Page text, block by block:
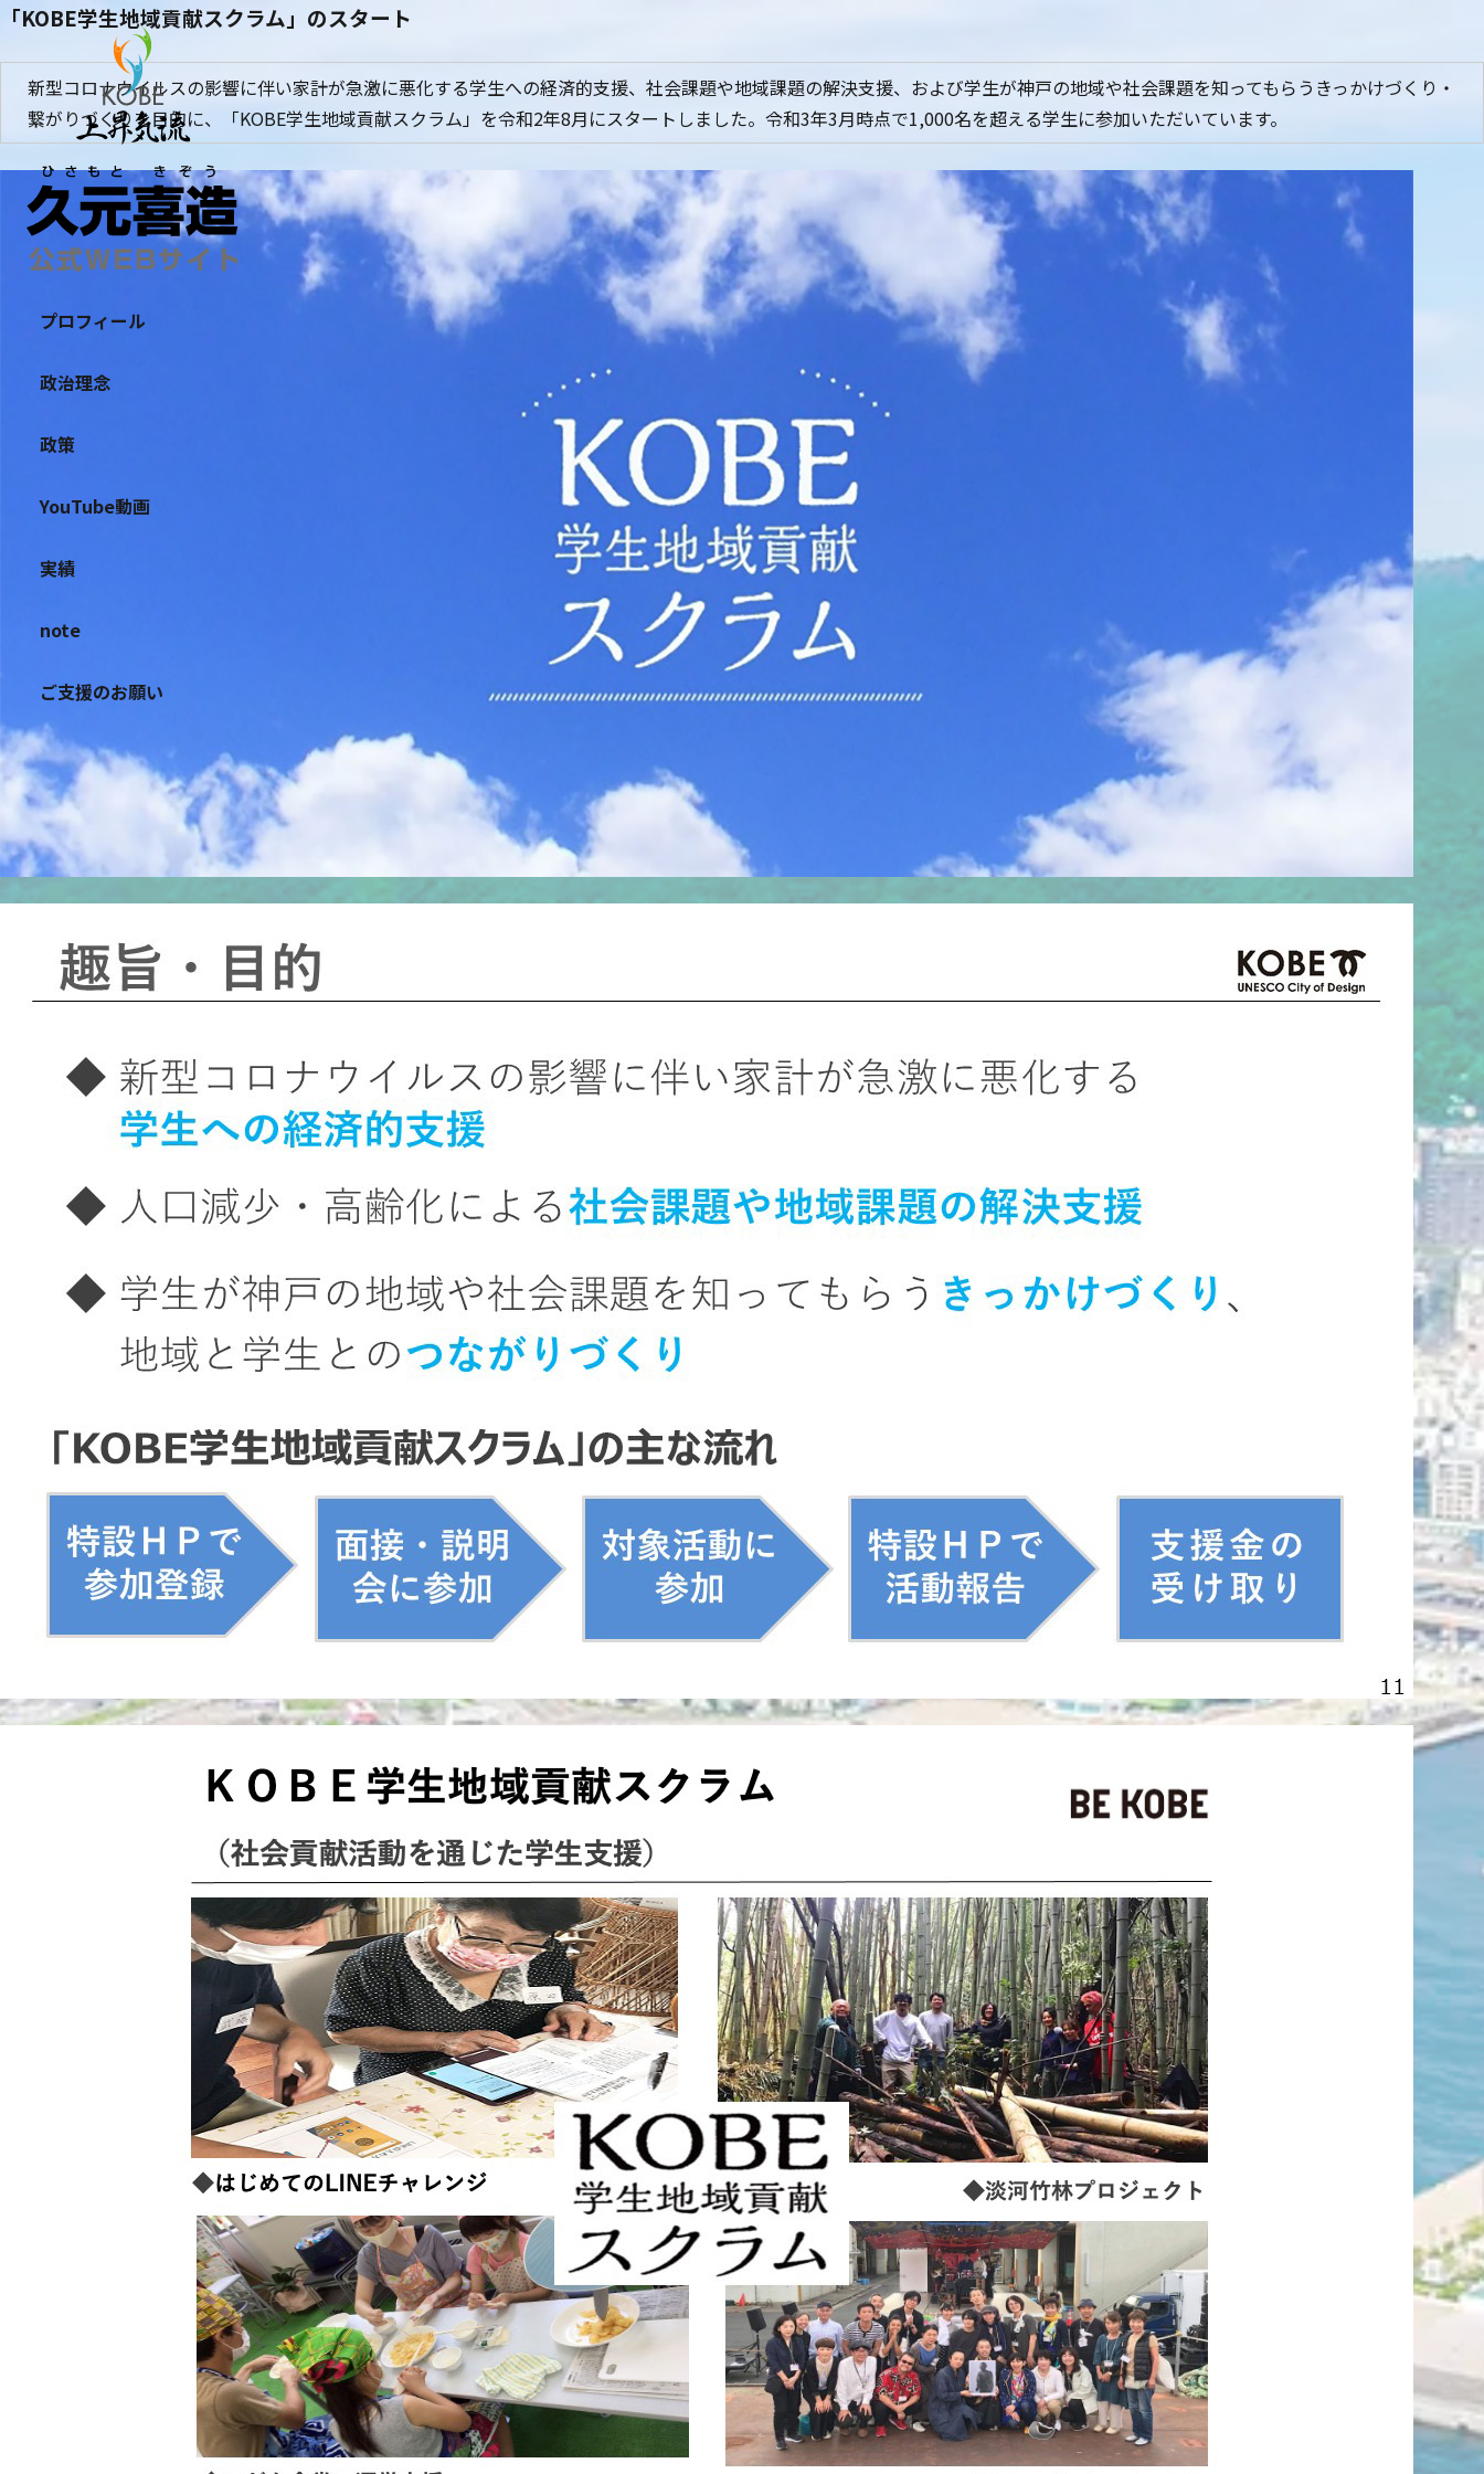
プロフィール
政治理念
政策
YouTube動画
実績
note
ご支援のお願い
「KOBE学生地域貢献スクラム」のスタート
新型コロナウイルスの影響に伴い家計が急激に悪化する学生への経済的支援、社会課題や地域課題の解決支援、および学生が神戸の地域や社会課題を知ってもらうきっかけづくり・
繋がりづくりを目的に、「KOBE学生地域貢献スクラム」を令和2年8月にスタートしました。令和3年3月時点で1,000名を超える学生に参加いただいています。